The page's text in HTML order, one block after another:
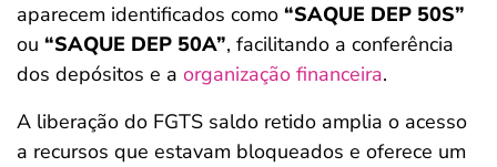
aparecem identificados como “SAQUE DEP 50S”
ou “SAQUE DEP 50A”, facilitando a conferência
dos depósitos e a organização financeira.
A liberação do FGTS saldo retido amplia o acesso
a recursos que estavam bloqueados e oferece um